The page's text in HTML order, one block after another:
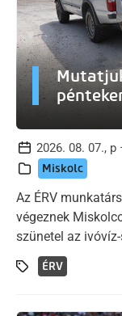
2026. 08. 07., p
Miskolc
Az ÉRV
végeznek
szünetel az
ÉRV